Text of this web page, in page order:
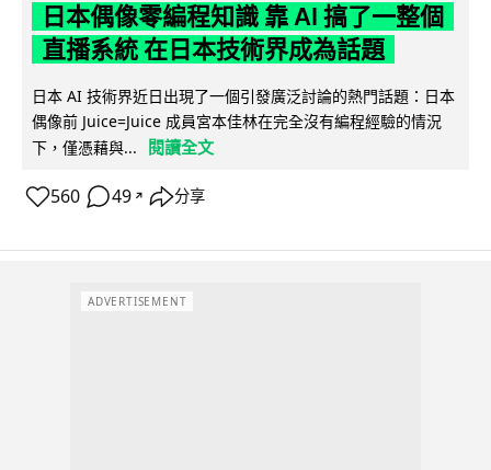
日本偶像零編程知識 靠 AI 搞了一整個
直播系統 在日本技術界成為話題
日本 AI 技術界近日出現了一個引發廣泛討論的熱門話題：日本
偶像前 Juice=Juice 成員宮本佳林在完全沒有編程經驗的情況
下，僅憑藉與...
閱讀全文
560 49 ↗ 分享
ADVERTISEMENT